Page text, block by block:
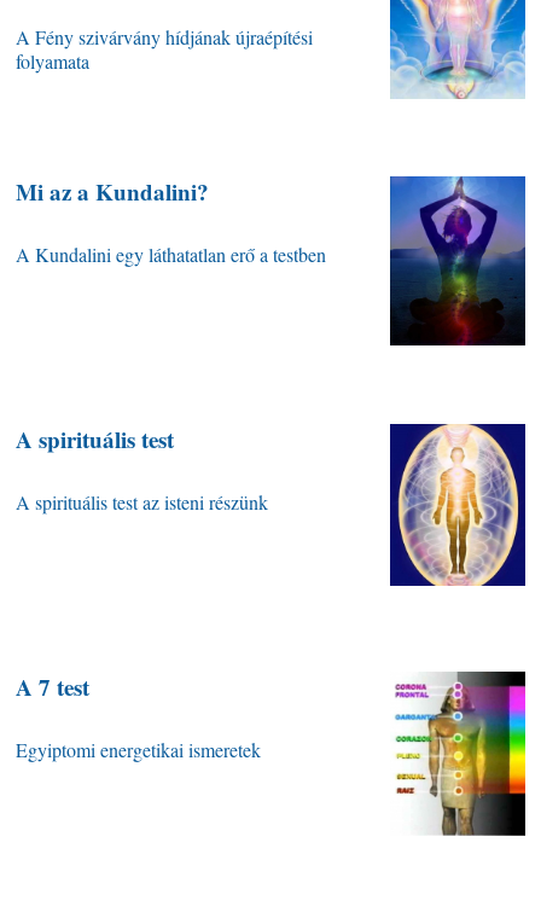
A Fény szivárvány hídjának újraépítési
folyamata
Mi az a Kundalini?
A Kundalini egy láthatatlan erő a testben
A spirituális test
A spirituális test az isteni részünk
A 7 test
Egyiptomi energetikai ismeretek